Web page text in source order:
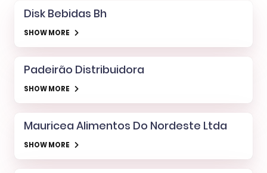
Disk Bebidas Bh
SHOW MORE
Padeirão Distribuidora
SHOW MORE
Mauricea Alimentos Do Nordeste Ltda
SHOW MORE